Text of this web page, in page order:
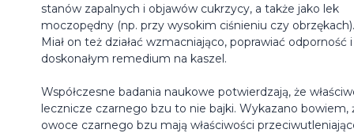
stanów zapalnych i objawów cukrzycy, a także jako lek
moczopędny (np. przy wysokim ciśnieniu czy obrzękach).
Miał on też działać wzmacniająco, poprawiać odporność
doskonałym remedium na kaszel.
Współczesne badania naukowe potwierdzają, że
lecznicze czarnego bzu to nie bajki. Wykazano bowiem,
owoce czarnego bzu mają właściwości